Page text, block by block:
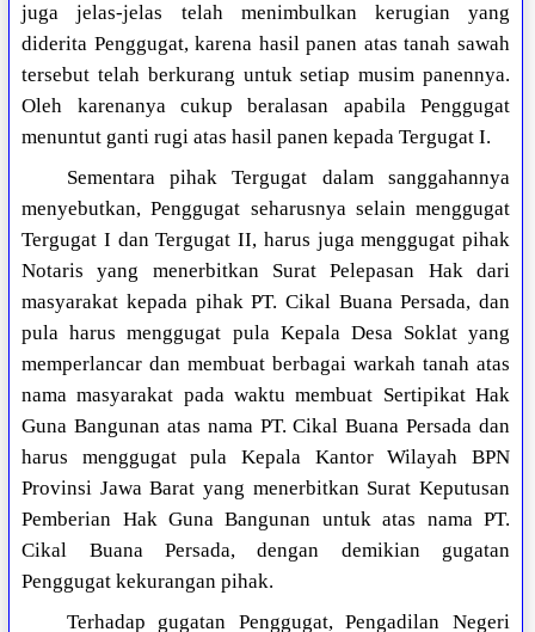
juga jelas-jelas telah menimbulkan kerugian yang
diderita Penggugat, karena hasil panen atas tanah sawah
tersebut telah berkurang untuk setiap musim panennya.
Oleh karenanya cukup beralasan apabila Penggugat
menuntut ganti rugi atas hasil panen kepada Tergugat I.
Sementara pihak Tergugat dalam sanggahannya
menyebutkan, Penggugat seharusnya selain menggugat
Tergugat I dan Tergugat II, harus juga menggugat pihak
Notaris yang menerbitkan Surat Pelepasan Hak dari
masyarakat kepada pihak PT. Cikal Buana Persada, dan
pula harus menggugat pula Kepala Desa Soklat yang
memperlancar dan membuat berbagai warkah tanah atas
nama masyarakat pada waktu membuat Sertipikat Hak
Guna Bangunan atas nama PT. Cikal Buana Persada dan
harus menggugat pula Kepala Kantor Wilayah BPN
Provinsi Jawa Barat yang menerbitkan Surat Keputusan
Pemberian Hak Guna Bangunan untuk atas nama PT.
Cikal Buana Persada, dengan demikian gugatan
Penggugat kekurangan pihak.
Terhadap gugatan Penggugat, Pengadilan Negeri